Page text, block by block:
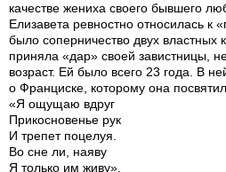
качестве жениха своего бывшего
Елизавета ревностно относилась к
было соперничество двух
приняла «дар» своей завистницы,
возраст. Ей было всего 23 года. В
о Франциске, которому она
«Я ощущаю вдруг
Прикосновенье рук
И трепет поцелуя.
Во сне ли, наяву
Я только им живу».